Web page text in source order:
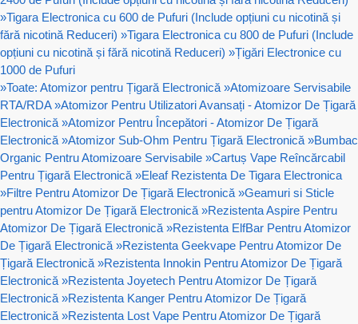
»Tigara Electronica cu 600 de Pufuri (Include opțiuni cu nicotină și
fără nicotină Reduceri) »Tigara Electronica cu 800 de Pufuri (Include
opțiuni cu nicotină și fără nicotină Reduceri) »Țigări Electronice cu
1000 de Pufuri
»Toate: Atomizor pentru Țigară Electronică »Atomizoare Servisabile
RTA/RDA »Atomizor Pentru Utilizatori Avansați - Atomizor De Țigară
Electronică »Atomizor Pentru Începători - Atomizor De Țigară
Electronică »Atomizor Sub-Ohm Pentru Țigară Electronică »Bumbac
Organic Pentru Atomizoare Servisabile »Cartuș Vape Reîncărcabil
Pentru Țigară Electronică »Eleaf Rezistenta De Tigara Electronica
»Filtre Pentru Atomizor De Țigară Electronică »Geamuri si Sticle
pentru Atomizor De Țigară Electronică »Rezistenta Aspire Pentru
Atomizor De Țigară Electronică »Rezistenta ElfBar Pentru Atomizor
De Țigară Electronică »Rezistenta Geekvape Pentru Atomizor De
Țigară Electronică »Rezistenta Innokin Pentru Atomizor De Țigară
Electronică »Rezistenta Joyetech Pentru Atomizor De Țigară
Electronică »Rezistenta Kanger Pentru Atomizor De Țigară
Electronică »Rezistenta Lost Vape Pentru Atomizor De Țigară